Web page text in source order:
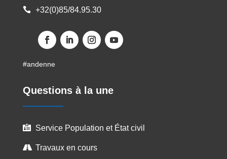
 +32(0)85/84.95.30
#andenne
Questions à la une
 Service Population et État civil
 Travaux en cours